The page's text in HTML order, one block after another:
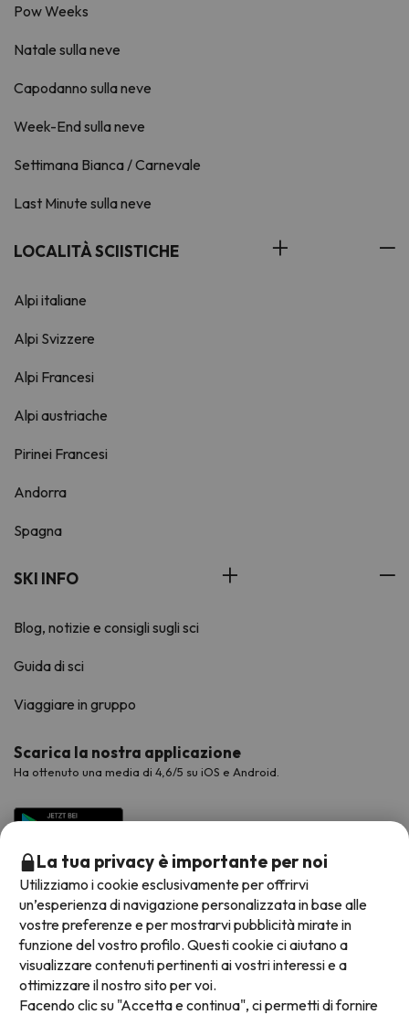
Pow Weeks
Natale sulla neve
Capodanno sulla neve
Week-End sulla neve
Settimana Bianca / Carnevale
Last Minute sulla neve
LOCALITÀ SCIISTICHE
Alpi italiane
Alpi Svizzere
Alpi Francesi
Alpi austriache
Pirinei Francesi
Andorra
Spagna
SKI INFO
Blog, notizie e consigli sugli sci
Guida di sci
Viaggiare in gruppo
Scarica la nostra applicazione
Ha ottenuto una media di 4,6/5 su iOS e Android.
Metodi di pagamento disponibili
La tua privacy è importante per noi
Utilizziamo i cookie esclusivamente per offrirvi
un’esperienza di navigazione personalizzata in base alle
vostre preferenze e per mostrarvi pubblicità mirate in
funzione del vostro profilo. Questi cookie ci aiutano a
visualizzare contenuti pertinenti ai vostri interessi e a
ottimizzare il nostro sito per voi.
Facendo clic su "Accetta e continua", ci permetti di fornire